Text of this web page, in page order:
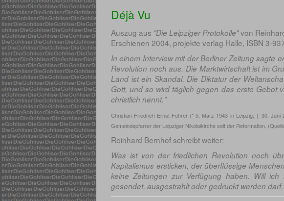
Déjà Vu
Auszug aus "Die Leipziger Protokolle"von
Erschienen 2004, projekte verlag Halle, ISBN 3-
In einem Interview mit der Berliner Zeitung sagte
Revolution noch aus. Die Marktwirtschaft ist im
Land ist ein Skandal. Die Diktatur der
Gott, und so wird täglich gegen das erste Gebot
christlich nennt."
Christian Friedrich Ernst Führer (* 5. März 1943 in Leipzig; † 30.
Gemeindepfarrer der Leipziger Nikolaikirche seit der Reformation.
Reinhard Bernhof schreibt weiter:
Was ist von der friedlichen Revolution noch
Kapitalismus ersticken, der überflüssige
keine Zeitungen zur Verfügung haben. Will
gesendet, ausgestrahlt oder gedruckt werden